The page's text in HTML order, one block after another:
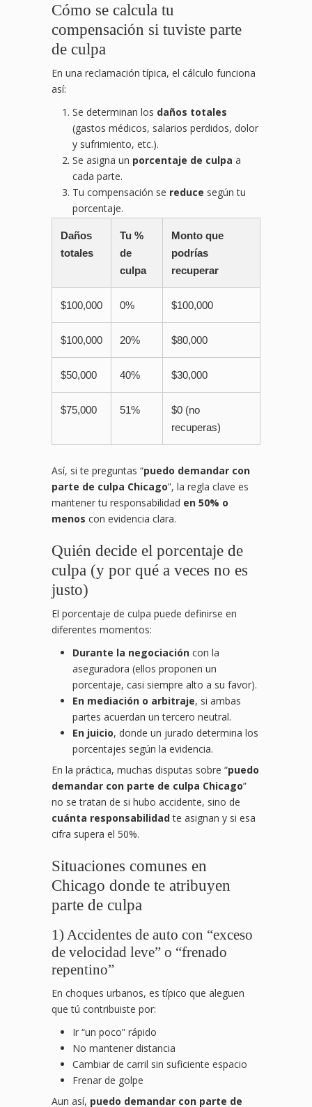
Cómo se calcula tu
compensación si tuviste parte
de culpa
En una reclamación típica, el cálculo funciona
así:
Se determinan los daños totales
(gastos médicos, salarios perdidos, dolor
y sufrimiento, etc.).
Se asigna un porcentaje de culpa a
cada parte.
Tu compensación se reduce según tu
porcentaje.
Daños
totales
Tu %
de
culpa
Monto que
podrías
recuperar
$100,000 0% $100,000
$100,000 20% $80,000
$50,000 40% $30,000
$75,000 51%
$0 (no
recuperas)
Así, si te preguntas “puedo demandar con
parte de culpa Chicago”, la regla clave es
mantener tu responsabilidad en 50% o
menos con evidencia clara.
Quién decide el porcentaje de
culpa (y por qué a veces no es
justo)
El porcentaje de culpa puede definirse en
diferentes momentos:
Durante la negociación con la
aseguradora (ellos proponen un
porcentaje, casi siempre alto a su favor).
En mediación o arbitraje, si ambas
partes acuerdan un tercero neutral.
En juicio, donde un jurado determina los
porcentajes según la evidencia.
En la práctica, muchas disputas sobre “puedo
demandar con parte de culpa Chicago”
no se tratan de si hubo accidente, sino de
cuánta responsabilidadte asignan y si esa
cifra supera el 50%.
Situaciones comunes en
Chicago donde te atribuyen
parte de culpa
1) Accidentes de auto con “exceso
de velocidad leve” o “frenado
repentino”
En choques urbanos, es típico que aleguen
que tú contribuiste por:
Ir “un poco” rápido
No mantener distancia
Cambiar de carril sin suficiente espacio
Frenar de golpe
Aun así, puedo demandar con parte de